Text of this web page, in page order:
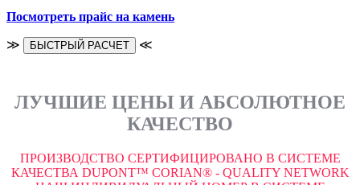
Посмотреть прайс на камень
≫ БЫСТРЫЙ РАСЧЕТ ≪
ЛУЧШИЕ ЦЕНЫ И АБСОЛЮТНОЕ
КАЧЕСТВО
ПРОИЗВОДСТВО СЕРТИФИЦИРОВАНО В СИСТЕМЕ
КАЧЕСТВА DUPONT™ CORIAN® - QUALITY NETWORK